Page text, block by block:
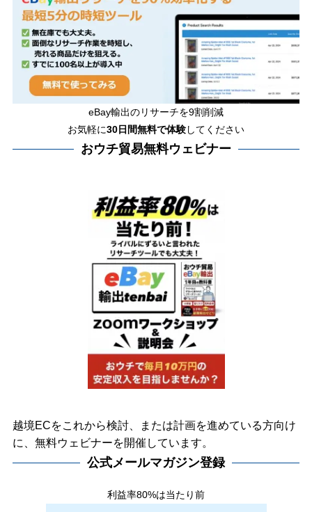
eBay輸出のリサーチを9割削減
お気軽に30日間無料で体験してください
おウチ貿易無料ウェビナー
越境ECをこれから検討、または計画を進めている方向け
に、無料ウェビナーを開催しています。
公式メールマガジン登録
利益率80%は当たり前